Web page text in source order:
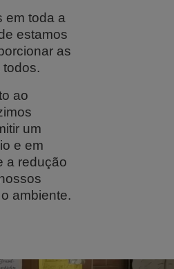
em toda a
estamos
as
ao
um
e em
a redução
ambiente.